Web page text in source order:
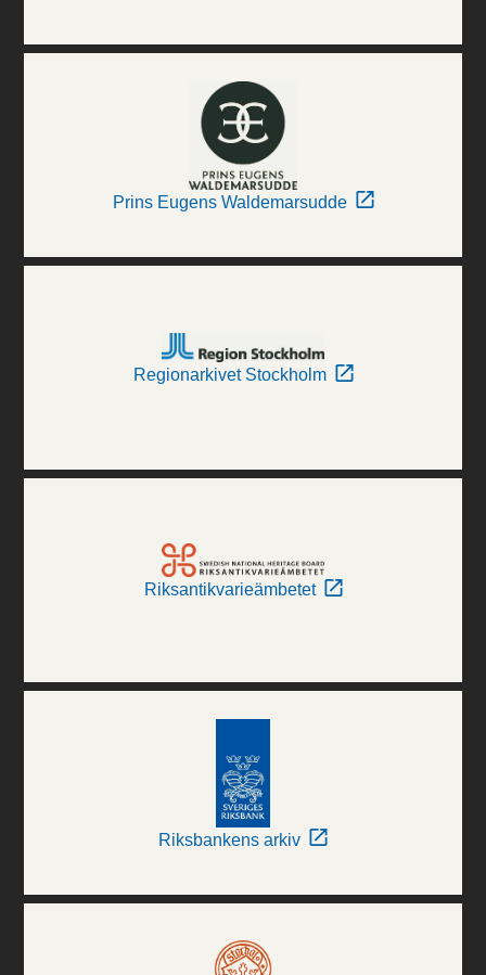
Prins Eugens Waldemarsudde
Regionarkivet Stockholm
Riksantikvarieämbetet
Riksbankens arkiv